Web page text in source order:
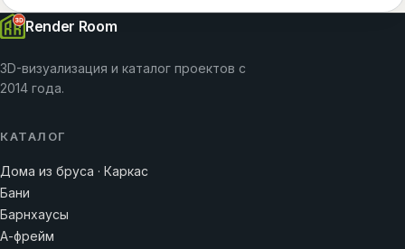
Render Room
3D-визуализация и каталог проектов с
2014 года.
КАТАЛОГ
Дома из бруса · Каркас
Бани
Барнхаусы
А-фрейм